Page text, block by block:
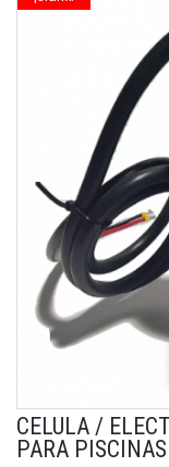
CELULA /
PARA